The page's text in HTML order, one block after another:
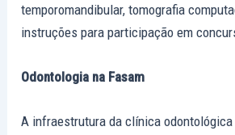
temporomandibular, tomografia
instruções para participação em
Odontologia na Fasam
A infraestrutura da clínica odontológica